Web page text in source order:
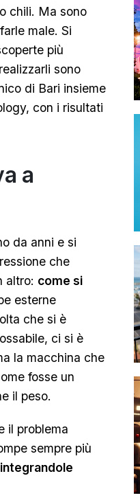
chili. Ma sono
male. Si
più
sono
di Bari insieme
con i risultati
a
da anni e si
che
altro: come si
esterne
che si è
ci si è
la macchina che
fosse un
il peso.
il problema
sempre più
integrandole